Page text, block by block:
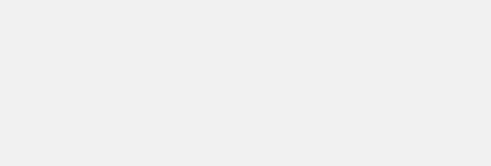
quattro "i"